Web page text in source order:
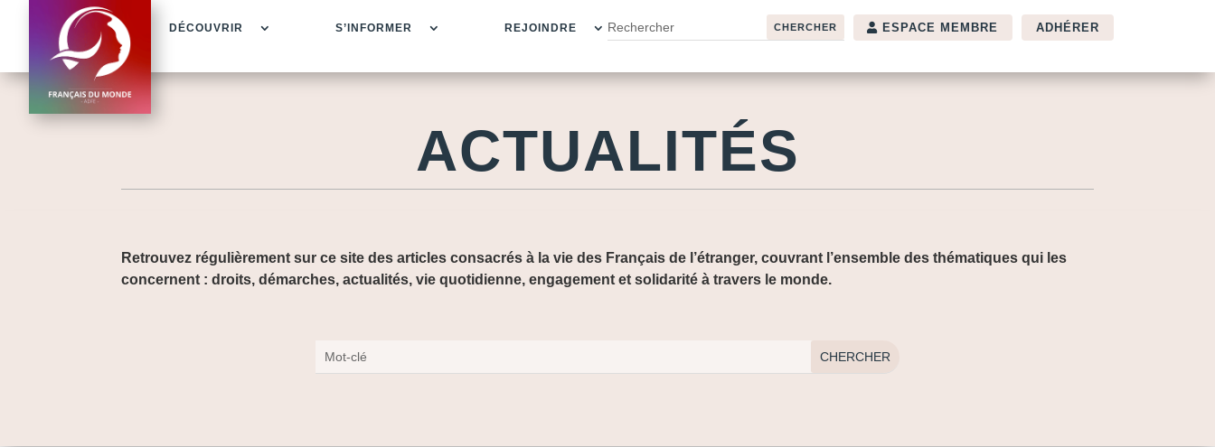
DÉCOUVRIR S’INFORMER REJOINDRE ESPACE MEMBRE ADHÉRER
ACTUALITÉS
Retrouvez régulièrement sur ce site des articles consacrés à la vie des Français de l’étranger, couvrant l’ensemble des thématiques qui les
concernent : droits, démarches, actualités, vie quotidienne, engagement et solidarité à travers le monde.